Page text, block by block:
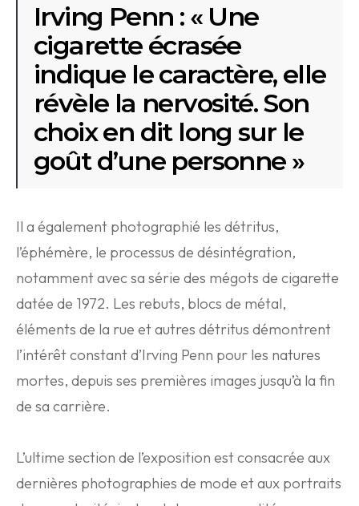
Irving Penn : « Une
cigarette écrasée
indique le caractère, elle
révèle la nervosité. Son
choix en dit long sur le
goût d’une personne »
Il a également photographié les détritus,
l’éphémère, le processus de désintégration,
notamment avec sa série des mégots de cigarette
datée de 1972. Les rebuts, blocs de métal,
éléments de la rue et autres détritus démontrent
l’intérêt constant d’Irving Penn pour les natures
mortes, depuis ses premières images jusqu’à la fin
de sa carrière.
L’ultime section de l’exposition est consacrée aux
dernières photographies de mode et aux portraits